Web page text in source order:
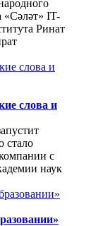
«Сәләт» IT-
Ринат
слова и
стало
с
наук